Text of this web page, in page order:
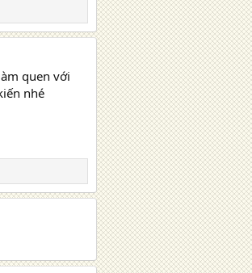
quen với
nhé